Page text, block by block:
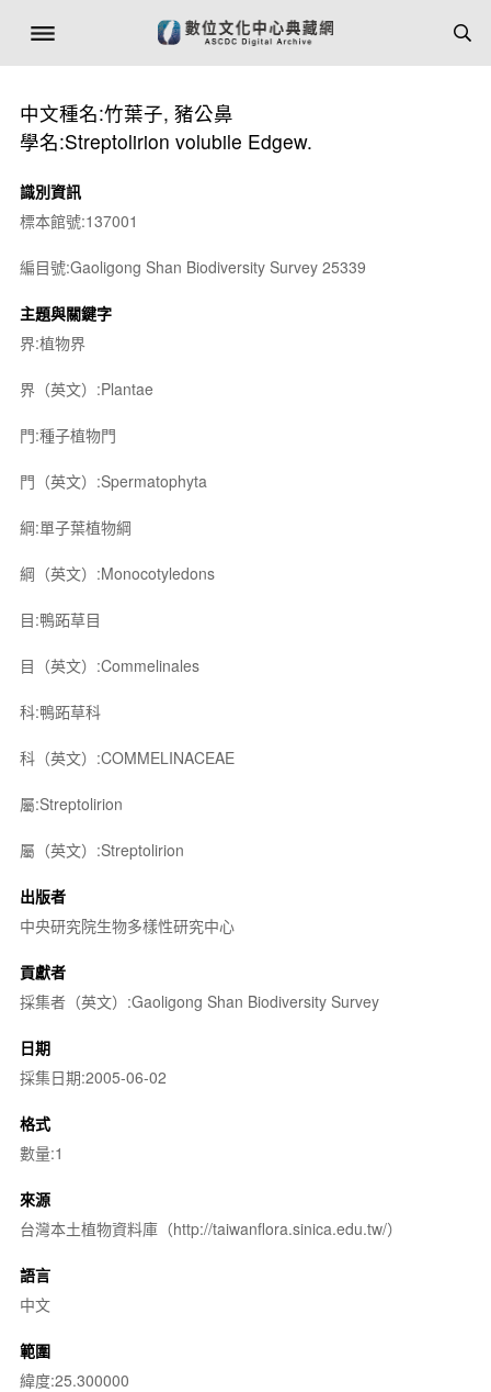
中文種名:竹葉子, 豬公鼻
學名:Streptolirion volubile Edgew.
識別資訊
標本館號:137001
編目號:Gaoligong Shan Biodiversity Survey 25339
主題與關鍵字
界:植物界
界（英文）:Plantae
門:種子植物門
門（英文）:Spermatophyta
綱:單子葉植物綱
綱（英文）:Monocotyledons
目:鴨跖草目
目（英文）:Commelinales
科:鴨跖草科
科（英文）:COMMELINACEAE
屬:Streptolirion
屬（英文）:Streptolirion
出版者
中央研究院生物多樣性研究中心
貢獻者
採集者（英文）:Gaoligong Shan Biodiversity Survey
日期
採集日期:2005-06-02
格式
數量:1
來源
台灣本土植物資料庫（http://taiwanflora.sinica.edu.tw/）
語言
中文
範圍
緯度:25.300000